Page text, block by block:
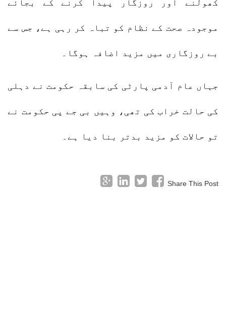
کھولنے اور روزگار پیدا کرنے کے بجائے
موجودہ صحت کے نظام کو تباہ کر رہی ہے، جس سے
بے روزگاری میں مزید اضافہ ہوگا۔
جہاں عام آدمی پارٹی کی سابقہ حکومت نے دہلی
کی حالت خراب کی تھی، وہیں بی جے پی حکومت نے
تو حالات کو مزید بدتر بنا دیا ہے۔
Share This Post